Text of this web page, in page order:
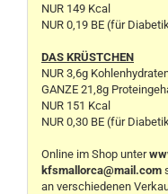
NUR 149 Kcal
NUR 0,19 BE (für
DAS KRÜSTCHEN
NUR 3,6g
GANZE 21,8g
NUR 151 Kcal
NUR 0,30 BE (für
Online im Shop unter
kfsmallorca@mail.com
an verschiedenen